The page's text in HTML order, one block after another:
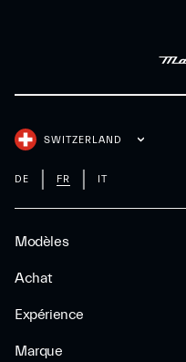
Modèles
Achat
Expérience
Marque
SWITZERLAND
DE FR IT